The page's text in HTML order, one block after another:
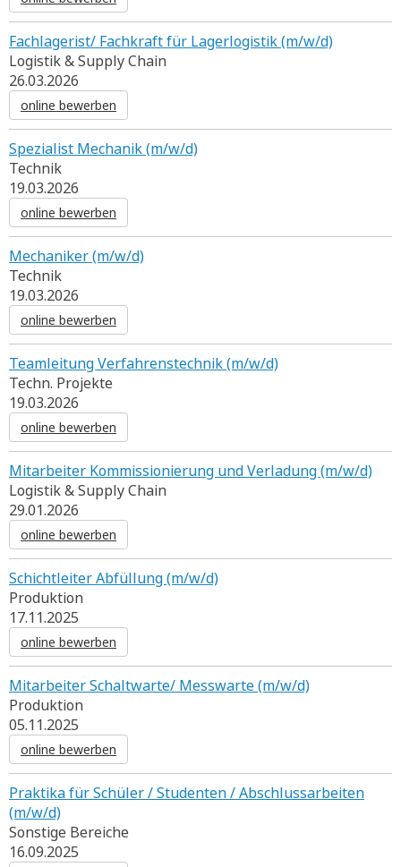
Fachlagerist/ Fachkraft für Lagerlogistik (m/w/d)
Logistik & Supply Chain
26.03.2026
online bewerben
Spezialist Mechanik (m/w/d)
Technik
19.03.2026
online bewerben
Mechaniker (m/w/d)
Technik
19.03.2026
online bewerben
Teamleitung Verfahrenstechnik (m/w/d)
Techn. Projekte
19.03.2026
online bewerben
Mitarbeiter Kommissionierung und Verladung (m/w/d)
Logistik & Supply Chain
29.01.2026
online bewerben
Schichtleiter Abfüllung (m/w/d)
Produktion
17.11.2025
online bewerben
Mitarbeiter Schaltwarte/ Messwarte (m/w/d)
Produktion
05.11.2025
online bewerben
Praktika für Schüler / Studenten / Abschlussarbeiten
(m/w/d)
Sonstige Bereiche
16.09.2025